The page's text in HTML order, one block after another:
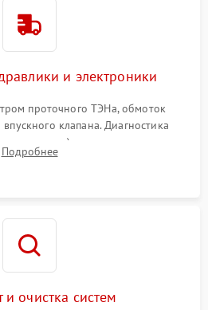
и электроники
проточного ТЭНа, обмоток
клапана. Диагностика
уровня воды), датчика мутности,
модуля управления.
Подробнее
и очистка систем